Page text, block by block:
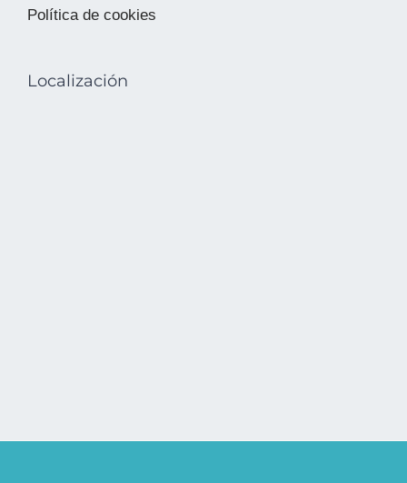
Política de cookies
Localización